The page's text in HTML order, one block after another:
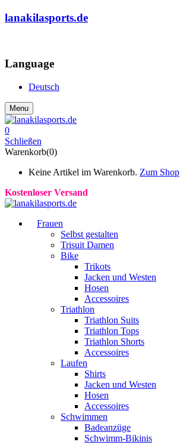
lanakilasports.de
Language
Deutsch
Menu
0
Schließen
Warenkorb(0)
Keine Artikel im Warenkorb. Zum Shop
Kostenloser Versand
Frauen
Selbst gestalten
Trisuit Damen
Bike
Trikots
Jacken und Westen
Hosen
Accessoires
Triathlon
Triathlon Suits
Triathlon Tops
Triathlon Shorts
Accessoires
Laufen
Shirts
Jacken und Westen
Hosen
Accessoires
Schwimmen
Badeanzüge
Schwimm-Bikinis